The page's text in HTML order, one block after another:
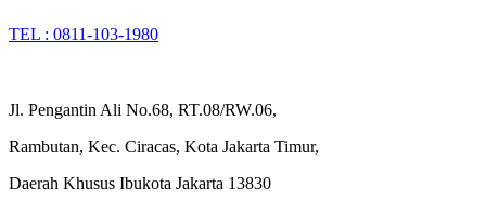
TEL : 0811-103-1980
Jl. Pengantin Ali No.68, RT.08/RW.06,
Rambutan, Kec. Ciracas, Kota Jakarta Timur,
Daerah Khusus Ibukota Jakarta 13830